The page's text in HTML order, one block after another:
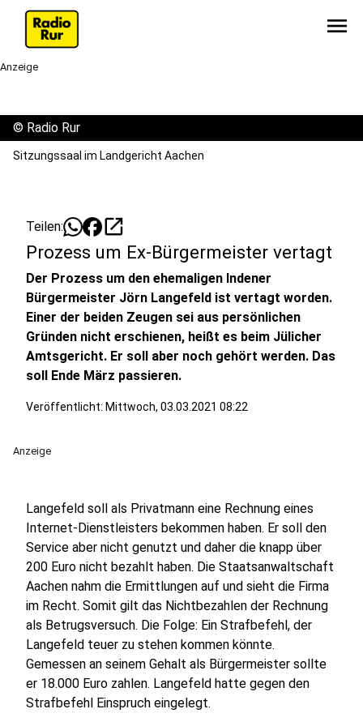
menu
Anzeige
© Radio Rur
Sitzungssaal im Landgericht Aachen
Teilen: open_in_new
Prozess um Ex-Bürgermeister vertagt
Der Prozess um den ehemaligen Indener
Bürgermeister Jörn Langefeld ist vertagt worden.
Einer der beiden Zeugen sei aus persönlichen
Gründen nicht erschienen, heißt es beim Jülicher
Amtsgericht. Er soll aber noch gehört werden. Das
soll Ende März passieren.
Veröffentlicht: Mittwoch, 03.03.2021 08:22
Anzeige
Langefeld soll als Privatmann eine Rechnung eines
Internet-Dienstleisters bekommen haben. Er soll den
Service aber nicht genutzt und daher die knapp über
200 Euro nicht bezahlt haben. Die Staatsanwaltschaft
Aachen nahm die Ermittlungen auf und sieht die Firma
im Recht. Somit gilt das Nichtbezahlen der Rechnung
als Betrugsversuch. Die Folge: Ein Strafbefehl, der
Langefeld teuer zu stehen kommen könnte.
Gemessen an seinem Gehalt als Bürgermeister sollte
er 18.000 Euro zahlen. Langefeld hatte gegen den
Strafbefehl Einspruch eingelegt.